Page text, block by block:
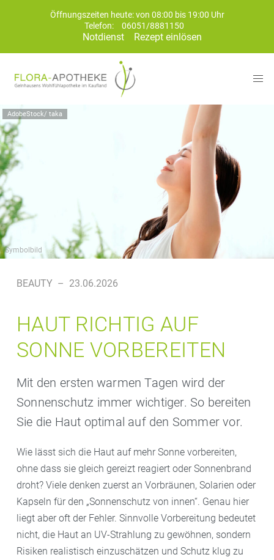
Öffnungszeiten heute: von 08:00 bis 19:00 Uhr
Telefon:
06051/8881150
Notdienst Rezept einlösen
AdobeStock/ taka
Symbolbild
BEAUTY – 23.06.2026
HAUT RICHTIG AUF
SONNE VORBEREITEN
Mit den ersten warmen Tagen wird der
Sonnenschutz immer wichtiger. So bereiten
Sie die Haut optimal auf den Sommer vor.
Wie lässt sich die Haut auf mehr Sonne vorbereiten,
ohne dass sie gleich gereizt reagiert oder Sonnenbrand
droht? Viele denken zuerst an Vorbräunen, Solarien oder
Kapseln für den „Sonnenschutz von innen“. Genau hier
liegt aber oft der Fehler. Sinnvolle Vorbereitung bedeutet
nicht, die Haut an UV-Strahlung zu gewöhnen, sondern
Risiken realistisch einzuschätzen und Schutz klug zu